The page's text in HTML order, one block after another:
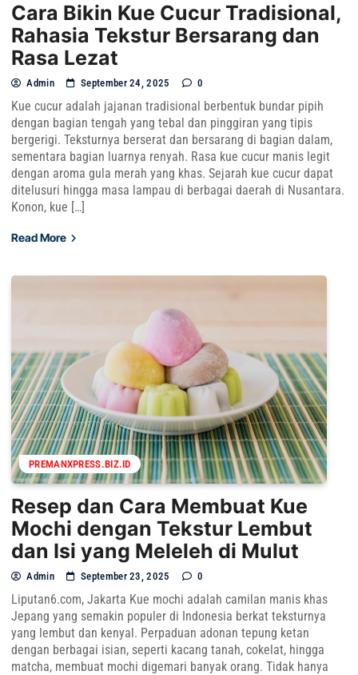
Cara Bikin Kue Cucur Tradisional,
Rahasia Tekstur Bersarang dan
Rasa Lezat
Admin September 24, 2025 0
Kue cucur adalah jajanan tradisional berbentuk bundar pipih
dengan bagian tengah yang tebal dan pinggiran yang tipis
bergerigi. Teksturnya berserat dan bersarang di bagian dalam,
sementara bagian luarnya renyah. Rasa kue cucur manis legit
dengan aroma gula merah yang khas. Sejarah kue cucur dapat
ditelusuri hingga masa lampau di berbagai daerah di Nusantara.
Konon, kue […]
Read More
PREMANXPRESS.BIZ.ID
Resep dan Cara Membuat Kue
Mochi dengan Tekstur Lembut
dan Isi yang Meleleh di Mulut
Admin September 23, 2025 0
Liputan6.com, Jakarta Kue mochi adalah camilan manis khas
Jepang yang semakin populer di Indonesia berkat teksturnya
yang lembut dan kenyal. Perpaduan adonan tepung ketan
dengan berbagai isian, seperti kacang tanah, cokelat, hingga
matcha, membuat mochi digemari banyak orang. Tidak hanya